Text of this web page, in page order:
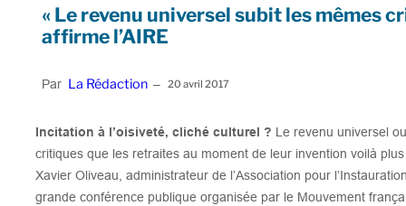
« Le revenu universel subit les mêmes
affirme l’AIRE
Par La Rédaction – 20 avril 2017
Incitation à l’oisiveté, cliché culturel ? Le revenu universel
critiques que les retraites au moment de leur invention voilà plus
Xavier Oliveau, administrateur de l’Association pour
grande conférence publique organisée par le Mouvement